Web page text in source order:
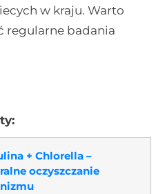
w kraju. Warto
regularne badania
+ Chlorella –
oczyszczanie